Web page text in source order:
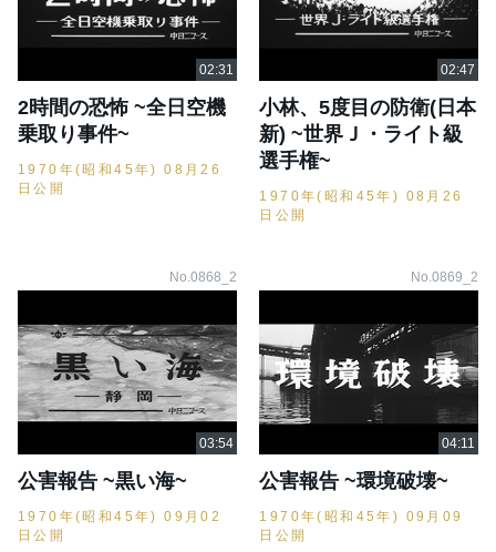
2時間の恐怖 ~全日空機
乗取り事件~
1970年(昭和45年) 08月26
日公開
小林、5度目の防衛(日本
新) ~世界Ｊ・ライト級
選手権~
1970年(昭和45年) 08月26
日公開
No.0868_2
公害報告 ~黒い海~
1970年(昭和45年) 09月02
日公開
No.0869_2
公害報告 ~環境破壊~
1970年(昭和45年) 09月09
日公開